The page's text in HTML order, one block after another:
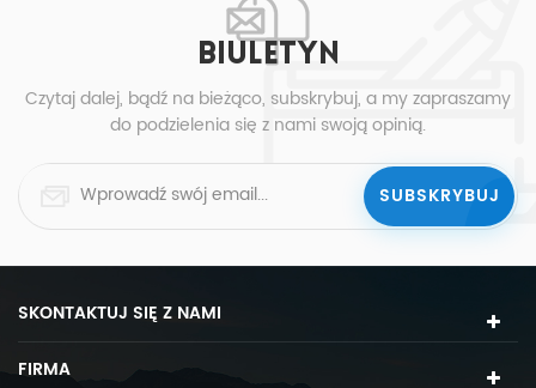
BIULETYN
Czytaj dalej, bądź na bieżąco, subskrybuj, a my zapraszamy
do podzielenia się z nami swoją opinią.
SKONTAKTUJ SIĘ Z NAMI
FIRMA